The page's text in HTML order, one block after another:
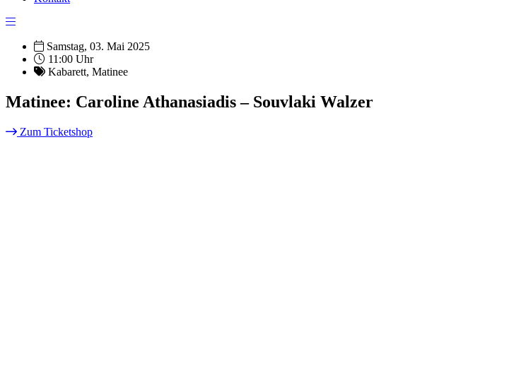
Samstag, 03. Mai 2025
11:00 Uhr
Kabarett, Matinee
Matinee: Caroline Athanasiadis – Souvlaki Walzer
Zum Ticketshop